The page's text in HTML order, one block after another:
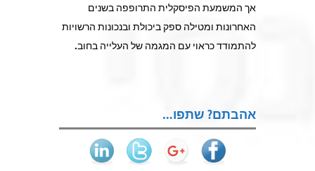
אך המשמעת הפיסקלית התרופפה בשנים
האחרונות ומטילה ספק ביכולת ובנכונות הרשויות
להתמודד כראוי עם המגמה של העלייה בחוב.
אהבתם? שתפו…